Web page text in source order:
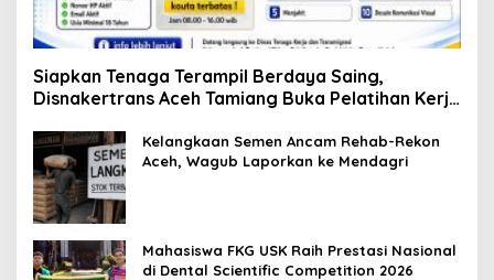
Siapkan Tenaga Terampil Berdaya Saing,
Disnakertrans Aceh Tamiang Buka Pelatihan Kerja
Kelangkaan Semen Ancam Rehab-Rekon
Aceh, Wagub Laporkan ke Mendagri
Mahasiswa FKG USK Raih Prestasi Nasional
di Dental Scientific Competition 2026